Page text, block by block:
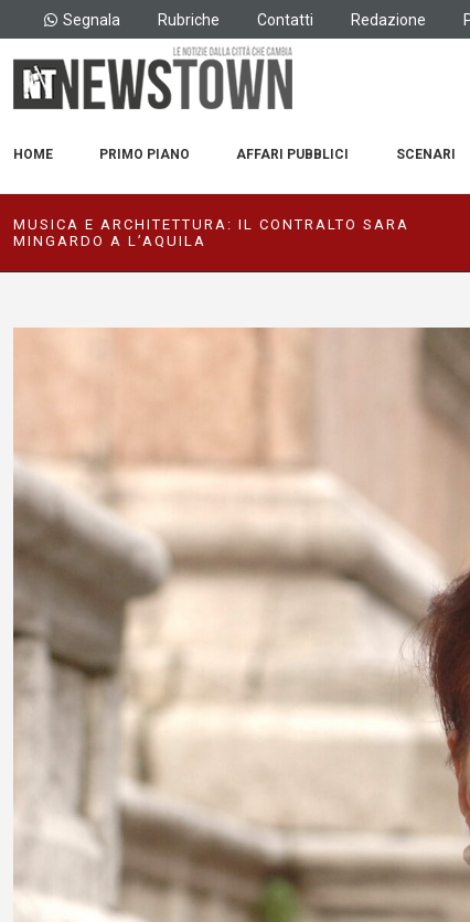
Segnala Rubriche Contatti Redazione
HOME PRIMO PIANO AFFARI PUBBLICI SCENARI
MUSICA E ARCHITETTURA: IL CONTRALTO SARA
MINGARDO A L’AQUILA